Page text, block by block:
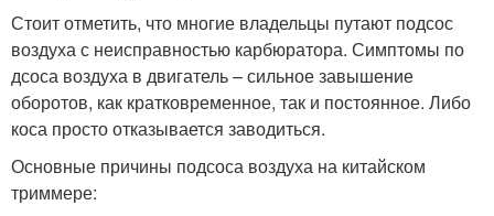
Стоит отметить, что многие владельцы путают подсос
воздуха с неисправностью карбюратора. Симптомы по
дсоса воздуха в двигатель – сильное завышение
оборотов, как кратковременное, так и постоянное. Либо
коса просто отказывается заводиться.
Основные причины подсоса воздуха на китайском
триммере: